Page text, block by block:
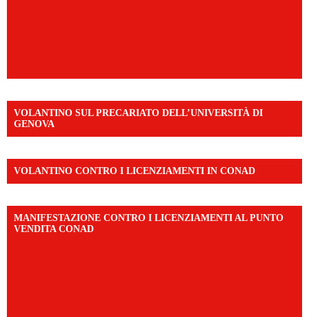
VOLANTINO SUL PRECARIATO DELL’UNIVERSITÀ DI
GENOVA
VOLANTINO CONTRO I LICENZIAMENTI IN CONAD
MANIFESTAZIONE CONTRO I LICENZIAMENTI AL PUNTO
VENDITA CONAD